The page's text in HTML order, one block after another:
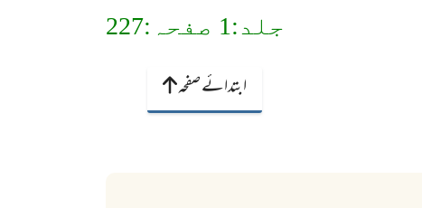
جلد:1 صفحہ:227
ابتدائے صفحہ